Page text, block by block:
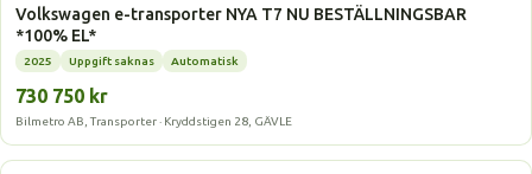
Volkswagen e-transporter NYA T7 NU BESTÄLLNINGSBAR
*100% EL*
2025 Uppgift saknas Automatisk
730 750 kr
Bilmetro AB, Transporter · Kryddstigen 28, GÄVLE